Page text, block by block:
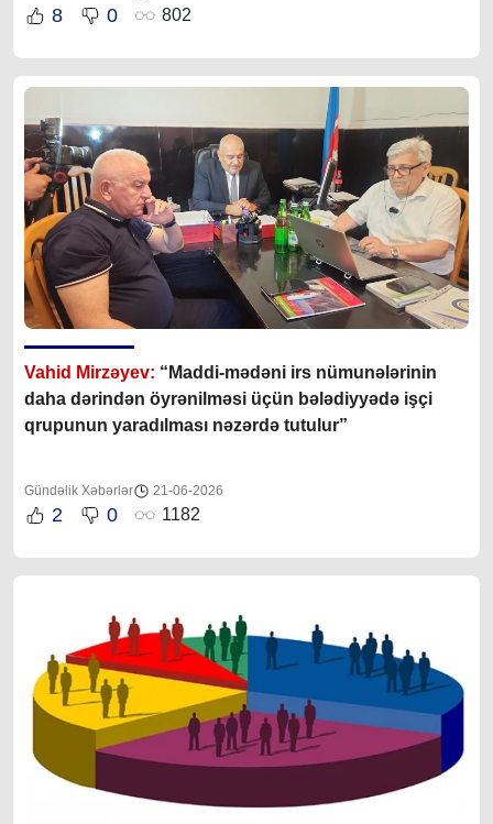
8 0 802
Vahid Mirzəyev: “Maddi-mədəni irs nümunələrinin
daha dərindən öyrənilməsi üçün bələdiyyədə işçi
qrupunun yaradılması nəzərdə tutulur”
Gündəlik Xəbərlər 21-06-2026
2 0 1182